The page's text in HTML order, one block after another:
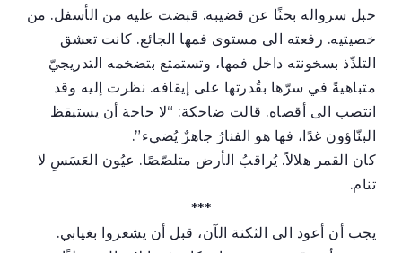
حبل سرواله بحثًا عن قضيبه. قبضت عليه من الأسفل. من
خصيتيه. رفعته الى مستوى فمها الجائع. كانت تعشق
التلذّذ بسخونته داخل فمها، وتستمتع بتضخمه التدريجيّ
متباهيةً في سرّها بقُدرتها على إيقافه. نظرت إليه وقد
انتصب الى أقصاه. قالت ضاحكة: “لا حاجة أن يستيقظ
البنّاؤون غدًا، فها هو الفنارُ جاهزٌ يُضيء”.
كان القمر هلالاً. يُراقبُ الأرض متلصّصًا. عيُون العَسَسِ لا
تنام.
***
يجب أن أعود الى الثكنة الآن، قبل أن يشعروا بغيابي.